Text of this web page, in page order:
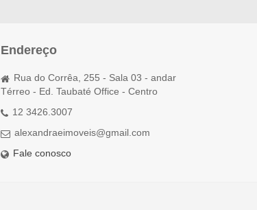
Endereço
Rua do Corrêa, 255 - Sala 03 - andar
Térreo - Ed. Taubaté Office - Centro
12 3426.3007
alexandraeimoveis@gmail.com
Fale conosco